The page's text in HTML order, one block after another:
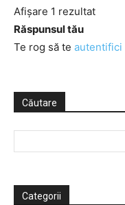
Afișare 1 rezultat
Răspunsul tău
Te rog să te autentifici
Căutare
Categorii